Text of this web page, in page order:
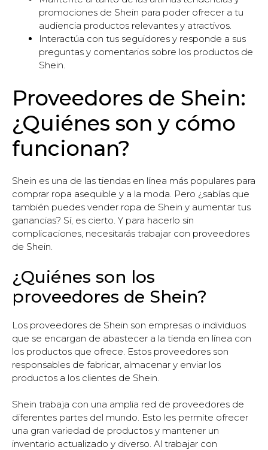
promociones de Shein para poder ofrecer a tu
audiencia productos relevantes y atractivos.
Interactúa con tus seguidores y responde a sus
preguntas y comentarios sobre los productos de
Shein.
Proveedores de Shein:
¿Quiénes son y cómo
funcionan?
Shein es una de las tiendas en línea más populares para
comprar ropa asequible y a la moda. Pero ¿sabías que
también puedes vender ropa de Shein y aumentar tus
ganancias? Sí, es cierto. Y para hacerlo sin
complicaciones, necesitarás trabajar con proveedores
de Shein.
¿Quiénes son los
proveedores de Shein?
Los proveedores de Shein son empresas o individuos
que se encargan de abastecer a la tienda en línea con
los productos que ofrece. Estos proveedores son
responsables de fabricar, almacenar y enviar los
productos a los clientes de Shein.
Shein trabaja con una amplia red de proveedores de
diferentes partes del mundo. Esto les permite ofrecer
una gran variedad de productos y mantener un
inventario actualizado y diverso. Al trabajar con